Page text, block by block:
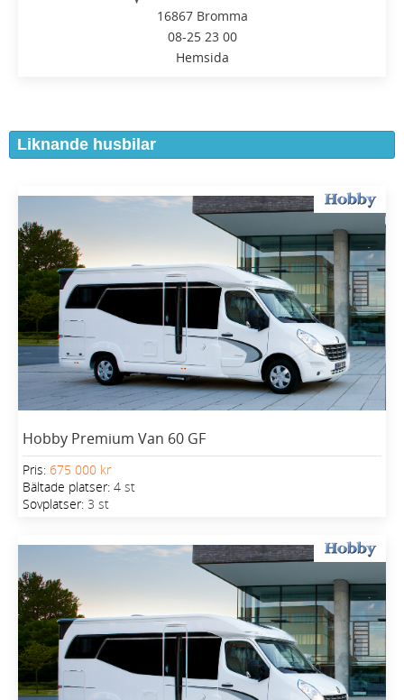
16867 Bromma
08-25 23 00
Hemsida
Liknande husbilar
Hobby Premium Van 60 GF
Pris: 675 000 kr
Bältade platser: 4 st
Sovplatser: 3 st